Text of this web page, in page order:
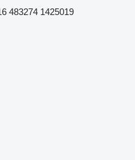
483274 1425019